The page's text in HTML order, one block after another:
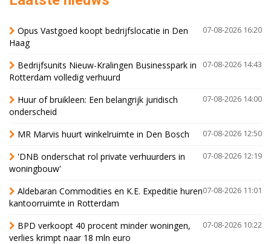
07-08-2026 16:20
Opus Vastgoed koopt bedrijfslocatie in Den
Haag
07-08-2026 14:43
Bedrijfsunits Nieuw-Kralingen Businesspark in
Rotterdam volledig verhuurd
07-08-2026 14:00
Huur of bruikleen: Een belangrijk juridisch
onderscheid
07-08-2026 12:50
MR Marvis huurt winkelruimte in Den Bosch
07-08-2026 12:19
'DNB onderschat rol private verhuurders in
woningbouw'
07-08-2026 11:01
Aldebaran Commodities en K.E. Expeditie huren
kantoorruimte in Rotterdam
07-08-2026 10:22
BPD verkoopt 40 procent minder woningen,
verlies krimpt naar 18 mln euro